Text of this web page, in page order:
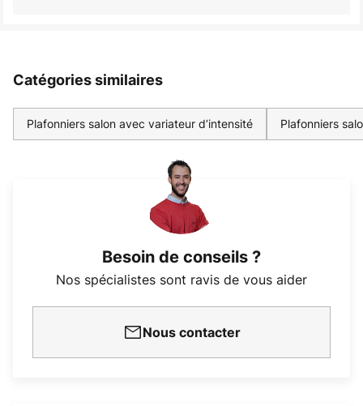
Catégories similaires
Plafonniers salon avec variateur d’intensité Plafonniers
Besoin de conseils ?
Nos spécialistes sont ravis de vous aider
Nous contacter